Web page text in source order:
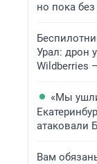
но пока
Урал: дрон
Wildberries
«Мы
атаковали
Вам